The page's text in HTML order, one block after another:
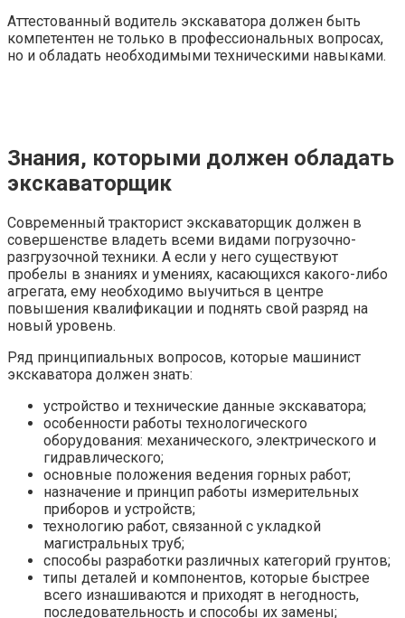
Аттестованный водитель экскаватора должен быть
компетентен не только в профессиональных вопросах,
но и обладать необходимыми техническими навыками.
Знания, которыми должен обладать
экскаваторщик
Современный тракторист экскаваторщик должен в
совершенстве владеть всеми видами погрузочно-
разгрузочной техники. А если у него существуют
пробелы в знаниях и умениях, касающихся какого-либо
агрегата, ему необходимо выучиться в центре
повышения квалификации и поднять свой разряд на
новый уровень.
Ряд принципиальных вопросов, которые машинист
экскаватора должен знать:
устройство и технические данные экскаватора;
особенности работы технологического
оборудования: механического, электрического и
гидравлического;
основные положения ведения горных работ;
назначение и принцип работы измерительных
приборов и устройств;
технологию работ, связанной с укладкой
магистральных труб;
способы разработки различных категорий грунтов;
типы деталей и компонентов, которые быстрее
всего изнашиваются и приходят в негодность,
последовательность и способы их замены;